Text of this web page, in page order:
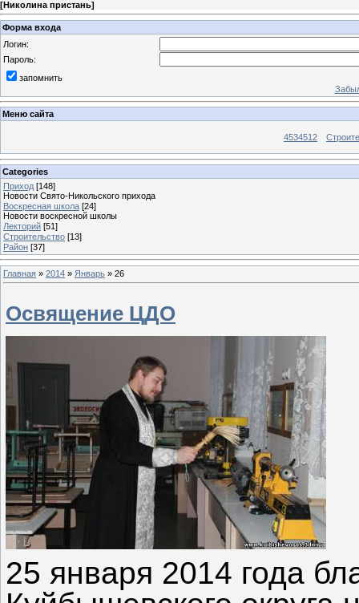
[Николина пристань]
Форма входа
Логин:
Пароль:
запомнить
Меню сайта
4534512
Categories
Приход [148]
Новости Свято-Никольского прихода
Воскресная школа [24]
Новости воскресной школы
Лекторий [51]
Строительство [13]
Район [37]
Главная » 2014 » Январь » 26
Освящение ЦДО
25 января 2014 года